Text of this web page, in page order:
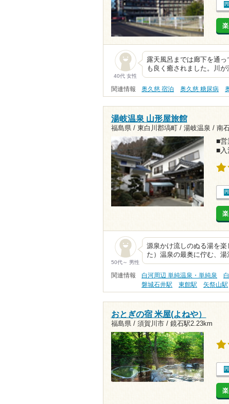
40代 女性
露天風呂までは廊下を通
も良く癒されました。川
関連情報 奥久慈 宿泊 奥久慈 糖尿病
湯岐温泉 山形屋旅館
福島県 / 東白川郡塙町 / 湯岐温泉 / 南
■営
■入
50代～ 男性
源泉かけ流しのぬる湯を
た）温泉の最奥に佇む、
関連情報 白河周辺 単純温泉・単純泉
磐城石井駅
東館駅 矢祭山駅
おとぎの宿 米屋(よねや）
福島県 / 須賀川市 / 鏡石駅2.23km